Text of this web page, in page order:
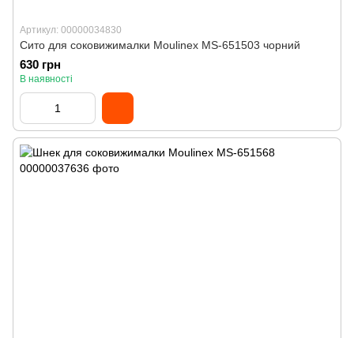
Артикул: 00000034830
Сито для соковижималки Moulinex MS-651503 чорний
630 грн
В наявності